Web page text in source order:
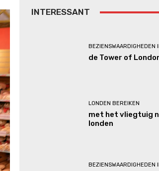
INTERESSANT
BEZIENSWAARDIGHEDEN
de Tower of
LONDEN BEREIKEN
met het vliegtuig
londen
BEZIENSWAARDIGHEDEN